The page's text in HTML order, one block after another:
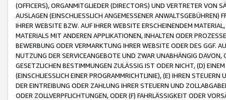
(OFFICERS), ORGANMITGLIEDER (DIRECTORS) UND VERTRETER VON
AUSLAGEN (EINSCHLIESSLICH ANGEMESSENER
IHRER WEBSITE BZW. AUF IHRER WEBSITE ERSCHEINENDEM
MATERIALS MIT ANDEREN APPLIKATIONEN, INHALTEN ODER
BEWERBUNG ODER VERMARKTUNG IHRER WEBSITE ODER DES GGF.
NUTZUNG DER SERVICEANGEBOTE UND ZWAR UNABHÄNGIG
GESETZLICHEN BESTIMMUNGEN ZULÄSSIG IST ODER NICHT, (D)
(EINSCHLIESSLICH EINER PROGRAMMRICHTLINIE), (E) IHREN
DER EINTREIBUNG ODER ZAHLUNG IHRER STEUERN UND
ODER ZOLLVERPFLICHTUNGEN, ODER (F) FAHRLÄSSIGKEIT ODER